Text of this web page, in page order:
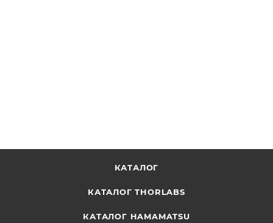
КАТАЛОГ
КАТАЛОГ THORLABS
КАТАЛОГ HAMAMATSU